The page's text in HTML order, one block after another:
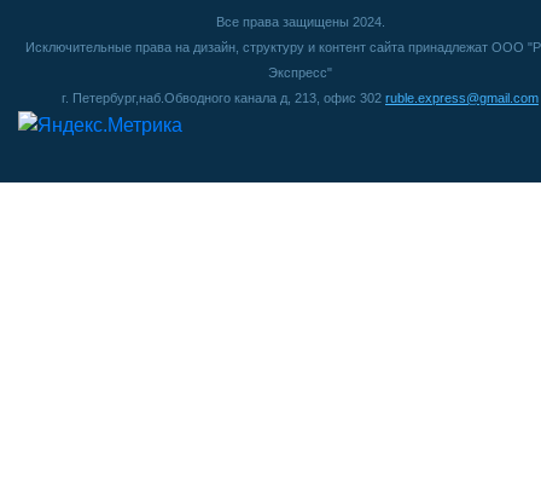
Все права защищены 2024.
Исключительные права на дизайн, структуру и контент сайта принадлежат ООО
Экспресс"
г. Петербург,наб.Обводного канала д, 213, офис 302 ruble.express@gmail.com